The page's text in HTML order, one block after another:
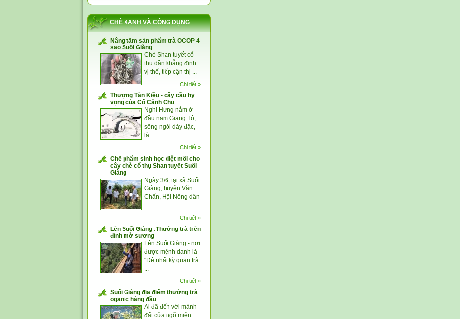
CHÈ XANH VÀ CÔNG DỤNG
Nâng tầm sản phẩm trà OCOP 4
sao Suối Giàng
Chè Shan tuyết cổ
thụ dần khẳng định
vị thế, tiếp cận thị ...
Chi tiết »
Thượng Tân Kiều - cây cầu hy
vọng của Cố Cảnh Chu
Nghi Hưng nằm ở
đầu nam Giang Tô,
sông ngòi dày đặc,
là ...
Chi tiết »
Chế phẩm sinh học diệt mối cho
cây chè cổ thụ Shan tuyết Suối
Giàng
Ngày 3/6, tại xã Suối
Giàng, huyện Văn
Chấn, Hội Nông dân
...
Chi tiết »
Lên Suối Giàng :Thưởng trà trên
đỉnh mờ sương
Lên Suối Giàng - nơi
được mệnh danh là
"Đệ nhất kỳ quan trà
...
Chi tiết »
Suối Giàng địa điểm thưởng trà
oganic hàng đầu
Ai đã đến với mảnh
đất cửa ngõ miền